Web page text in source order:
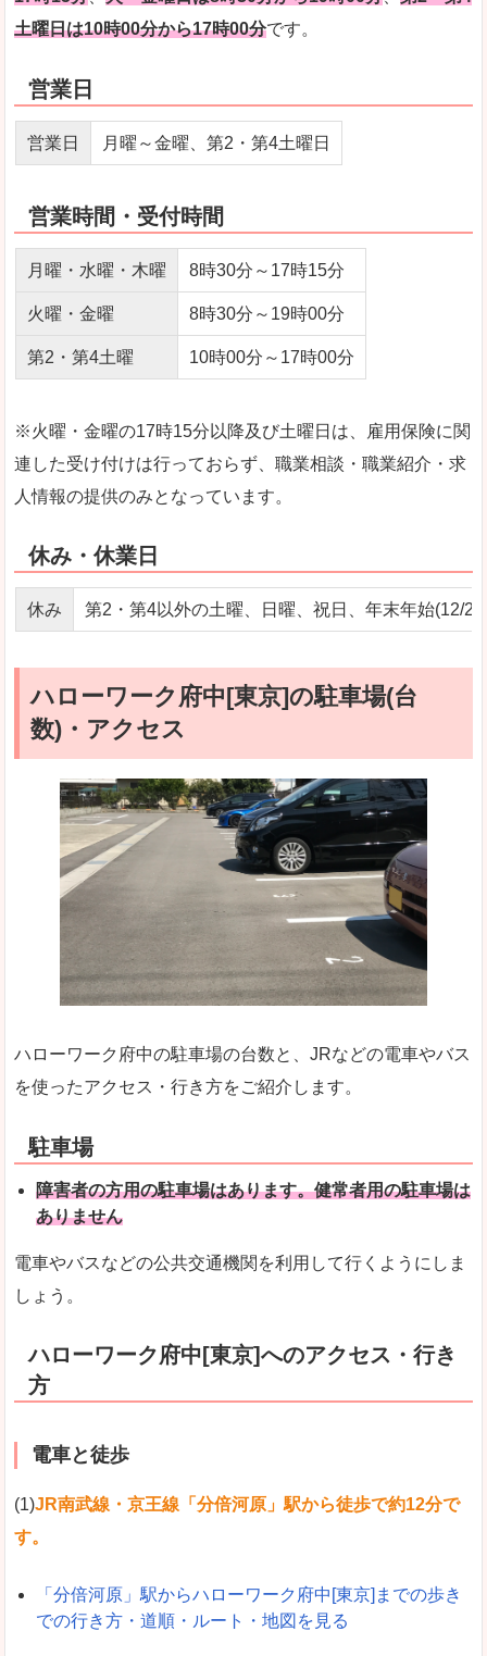
土曜日は10時00分から17時00分です。
営業日
営業日 月曜～金曜、第2・第4土曜日
営業時間・受付時間
月曜・水曜・木曜 8時30分～17時15分
火曜・金曜 8時30分～19時00分
第2・第4土曜 10時00分～17時00分
※火曜・金曜の17時15分以降及び土曜日は、雇用保険に関
連した受け付けは行っておらず、職業相談・職業紹介・求
人情報の提供のみとなっています。
休み・休業日
休み 第2・第4以外の土曜、日曜、祝日、年末年始(12/29
ハローワーク府中[東京]の駐車場(台
数)・アクセス
ハローワーク府中の駐車場の台数と、JRなどの電車やバス
を使ったアクセス・行き方をご紹介します。
駐車場
障害者の方用の駐車場はあります。健常者用の駐車場は
ありません
電車やバスなどの公共交通機関を利用して行くようにしま
しょう。
ハローワーク府中[東京]へのアクセス・行き
方
電車と徒歩
(1)JR南武線・京王線「分倍河原」駅から徒歩で約12分で
す。
「分倍河原」駅からハローワーク府中[東京]までの歩き
での行き方・道順・ルート・地図を見る